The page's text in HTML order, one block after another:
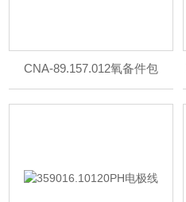
CNA-89.157.012氧备件包